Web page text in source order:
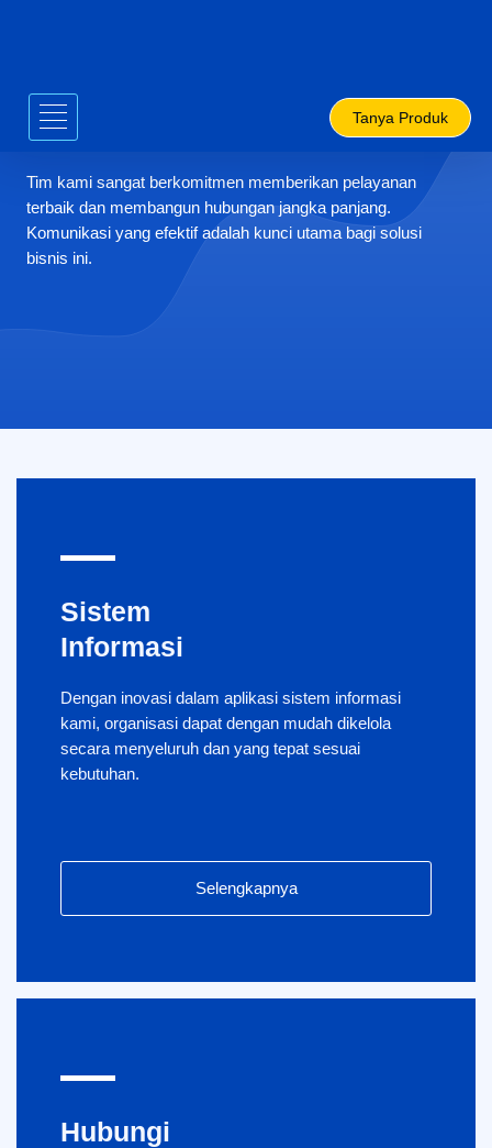
Tanya Produk
Cendana Technology Solutions
Tim kami sangat berkomitmen memberikan pelayanan
terbaik dan membangun hubungan jangka panjang.
Komunikasi yang efektif adalah kunci utama bagi solusi
bisnis ini.
Sistem
Informasi
Dengan inovasi dalam aplikasi sistem informasi
kami, organisasi dapat dengan mudah dikelola
secara menyeluruh dan yang tepat sesuai
kebutuhan.
Selengkapnya
Hubungi